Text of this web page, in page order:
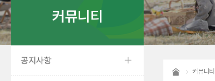
커뮤니티
공지사항
커뮤니티